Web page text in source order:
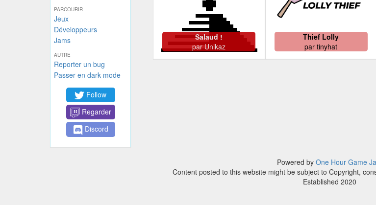
PARCOURIR
Jeux
Développeurs
Jams
AUTRE
Reporter un bug
Passer en dark mode
Follow
Regarder
Discord
Salaud !
parUnikaz
Thief Lolly
partinyhat
Powered by One Hour Game
Content posted to this website might be subject to Copyright,
Established 2020